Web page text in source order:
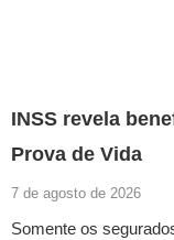
INSS revela
Prova de Vida
7 de agosto de 2026
Somente os